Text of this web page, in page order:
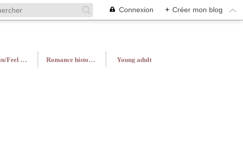
Connexion + Créer mon blog
Roman féminin/Feel Good Romance historique Young adult